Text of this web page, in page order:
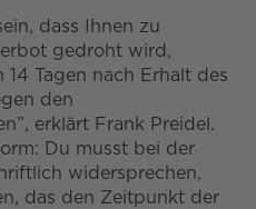
dass Ihnen zu
gedroht wird,
Tagen nach Erhalt des
den
erklärt Frank Preidel.
Du musst bei der
widersprechen,
das den Zeitpunkt der